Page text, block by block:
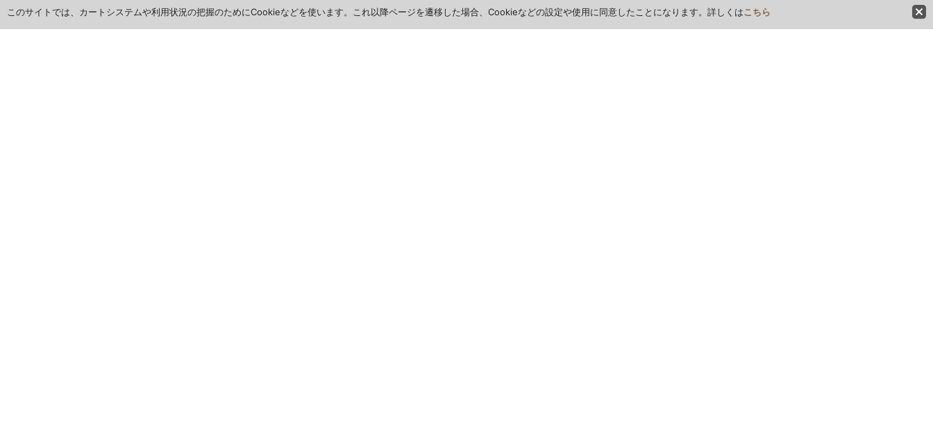
このサイトでは、カートシステムや利用状況の把握のためにCookieなどを使います。これ以降ページを遷移した場合、Cookieなどの設定や使用に同意したことになります。詳しくはこちら